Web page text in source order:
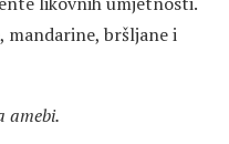
mandarine, bršljane i
amebi.